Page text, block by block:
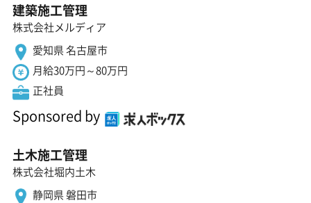
建築施工管理
株式会社メルディア
愛知県 名古屋市
月給30万円～80万円
正社員
Sponsored by
土木施工管理
株式会社堀内土木
静岡県 磐田市